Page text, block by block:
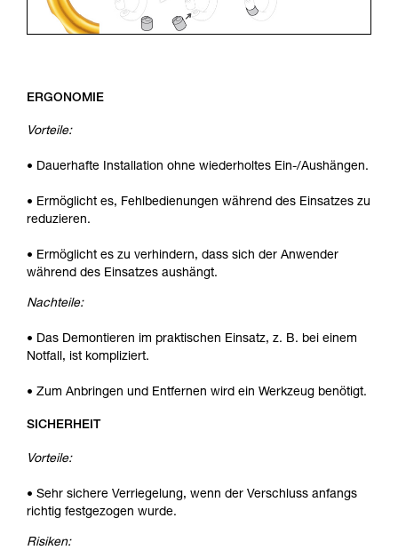
ERGONOMIE
Vorteile:
• Dauerhafte Installation ohne wiederholtes Ein-/Aushängen.
• Ermöglicht es, Fehlbedienungen während des Einsatzes zu
reduzieren.
• Ermöglicht es zu verhindern, dass sich der Anwender
während des Einsatzes aushängt.
Nachteile:
• Das Demontieren im praktischen Einsatz, z. B. bei einem
Notfall, ist kompliziert.
• Zum Anbringen und Entfernen wird ein Werkzeug benötigt.
SICHERHEIT
Vorteile:
• Sehr sichere Verriegelung, wenn der Verschluss anfangs
richtig festgezogen wurde.
Risiken: